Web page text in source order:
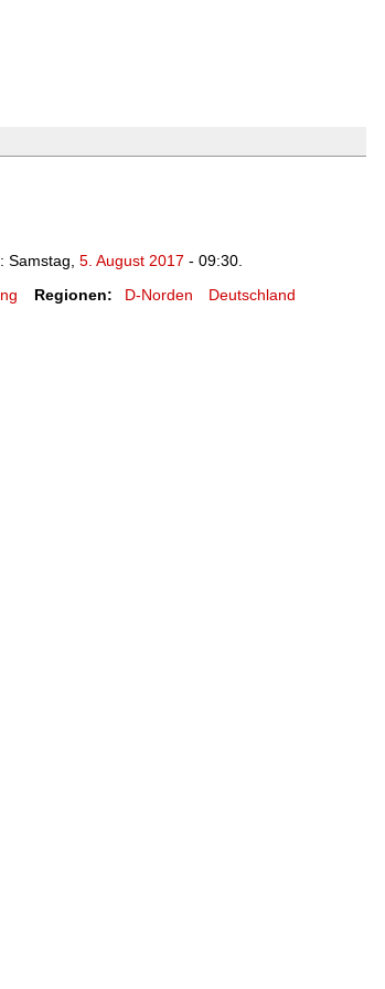
Samstag, 5. August 2017 - 09:30.
Regionen: D-Norden
Deutschland